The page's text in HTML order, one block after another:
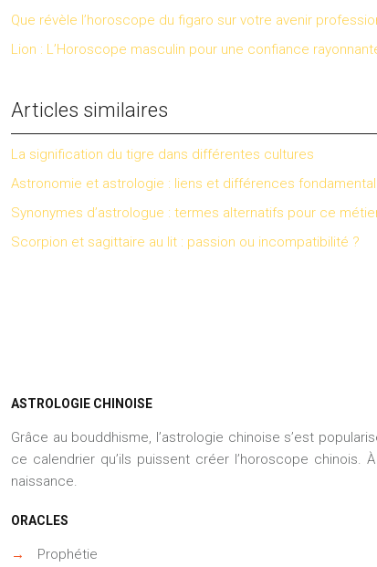
Que révèle l’horoscope du figaro sur votre avenir
Lion : L’Horoscope masculin pour une confiance
Articles similaires
La signification du tigre dans différentes cultures
Astronomie et astrologie : liens et différences
Synonymes d’astrologue : termes alternatifs pour ce
Scorpion et sagittaire au lit : passion ou incompatibilité ?
ASTROLOGIE CHINOISE
Grâce au bouddhisme, l’astrologie chinoise s’est
ce calendrier qu’ils puissent créer l’horoscope chinois.
naissance.
ORACLES
→ Prophétie